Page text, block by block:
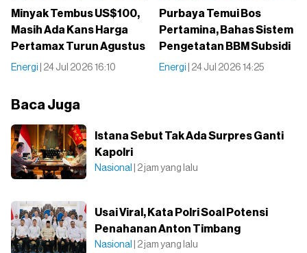
Minyak Tembus US$100,
Masih Ada Kans Harga
Pertamax Turun Agustus
Energi | 24 Jul 2026 16:10
Purbaya Temui Bos
Pertamina, Bahas Sistem
Pengetatan BBM Subsidi
Energi | 24 Jul 2026 14:25
Baca Juga
Istana Sebut Tak Ada Surpres Ganti
Kapolri
Nasional | 2 jam yang lalu
Usai Viral, Kata Polri Soal Potensi
Penahanan Anton Timbang
Nasional | 2 jam yang lalu